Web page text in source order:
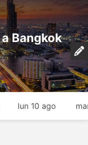
Bangkok
lun 10 ago